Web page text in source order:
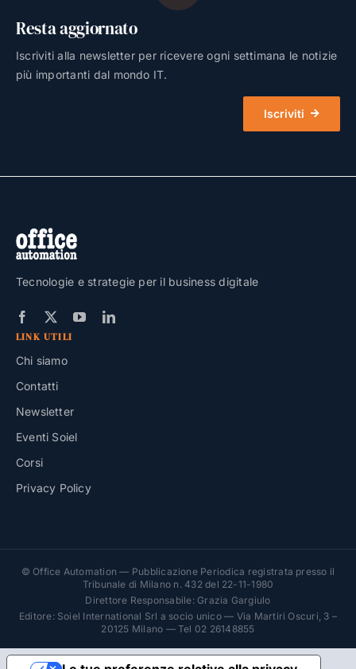
Resta aggiornato
Iscriviti alla newsletter per ricevere ogni settimana le notizie
più importanti dal mondo IT.
Iscriviti
Tecnologie e strategie per il business digitale
LINK UTILI
Chi siamo
Contatti
Newsletter
Eventi Soiel
Corsi
Privacy Policy
© Office Automation — Pubblicazione Periodica registrata presso il
Tribunale di Milano n. 432 del 22-11-1980
Direttore Responsabile: Grazia Gargiulo
Editore: Soiel International Srl a socio unico — Via Martiri Oscuri, 3 –
20125 Milano — Tel 02 26148855